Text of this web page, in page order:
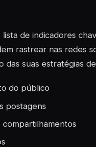
lista de indicadores
rastrear nas redes
das suas estratégias
do público
postagens
compartilhamentos